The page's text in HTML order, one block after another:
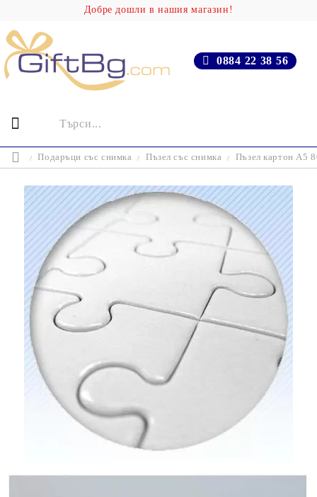
Добре дошли в нашия магазин!
0884 22 38 56
Подаръци със снимка Пъзел със снимка Пъзел картон А5